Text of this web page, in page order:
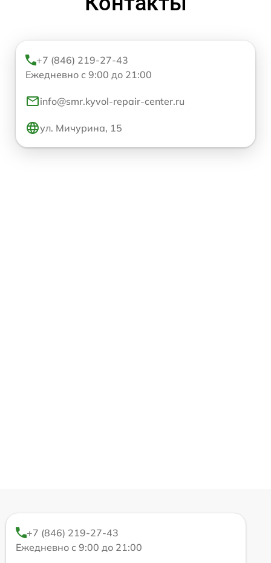
+7 (846) 219-27-43
Ежедневно с 9:00 до 21:00
info@smr.kyvol-repair-center.ru
ул. Мичурина, 15
+7 (846) 219-27-43
Ежедневно с 9:00 до 21:00